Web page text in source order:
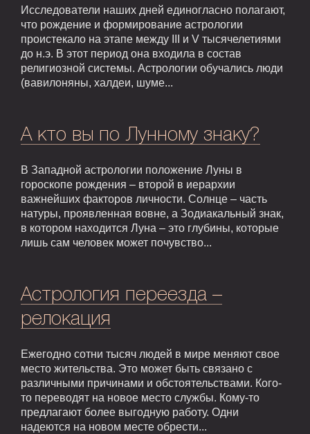
Исследователи наших дней единогласно полагают,
что рождение и формирование астрологии
проистекало на этапе между III и V тысячелетиями
до н.э. В этот период она входила в состав
религиозной системы. Астрологии обучались люди
(вавилоняны, халдеи, шуме...
А кто вы по Лунному знаку?
В Западной астрологии положение Луны в
гороскопе рождения – второй в иерархии
важнейших факторов личности. Солнце – часть
натуры, проявленная вовне, а Зодиакальный знак,
в котором находится Луна – это глубины, которые
лишь сам человек может почувство...
Астрология переезда –
релокация
Ежегодно сотни тысяч людей в мире меняют свое
место жительства. Это может быть связано с
различными причинами и обстоятельствами. Кого-
то переводят на новое место службы. Кому-то
предлагают более выгодную работу. Одни
надеются на новом месте обрести...